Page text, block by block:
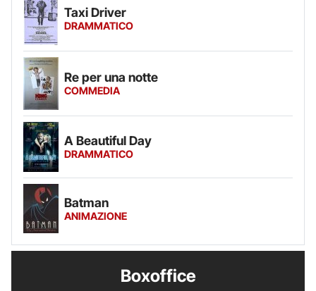
Taxi Driver
DRAMMATICO
Re per una notte
COMMEDIA
A Beautiful Day
DRAMMATICO
Batman
ANIMAZIONE
Boxoffice